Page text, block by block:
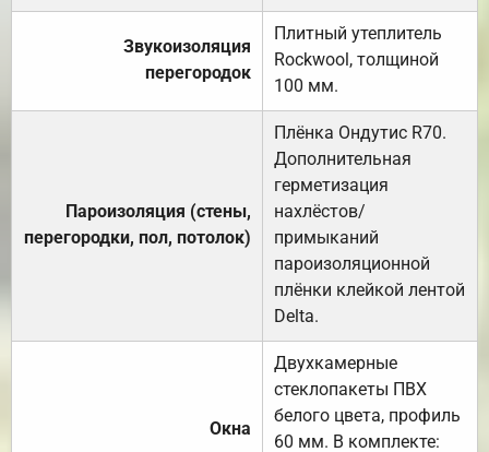
Звукоизоляция
перегородок
Плитный утеплитель
Rockwool, толщиной
100 мм.
Пароизоляция (стены,
перегородки, пол, потолок)
Плёнка Ондутис R70.
Дополнительная
герметизация
нахлёстов/
примыканий
пароизоляционной
плёнки клейкой лентой
Delta.
Окна
Двухкамерные
стеклопакеты ПВХ
белого цвета, профиль
60 мм. В комплекте: